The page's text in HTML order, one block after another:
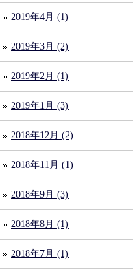
2019年4月 (1)
2019年3月 (2)
2019年2月 (1)
2019年1月 (3)
2018年12月 (2)
2018年11月 (1)
2018年9月 (3)
2018年8月 (1)
2018年7月 (1)